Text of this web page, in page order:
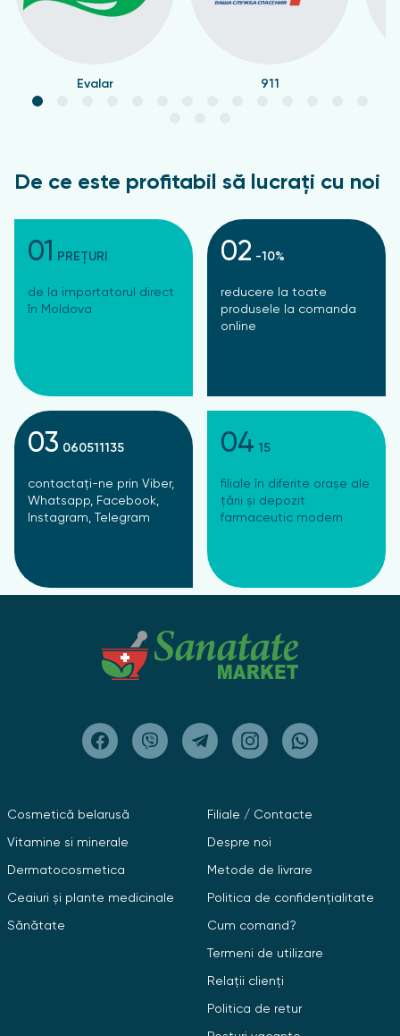
Evalar 911
De ce este profitabil să lucrați cu noi
01 PREȚURI
de la importatorul direct
în Moldova
02 -10%
reducere la toate
produsele la comanda
online
03 060511135
contactați-ne prin Viber,
Whatsapp, Facebook,
Instagram, Telegram
04 15
filiale în diferite orașe ale
țării și depozit
farmaceutic modern
Cosmetică belarusă
Vitamine si minerale
Dermatocosmetica
Ceaiuri și plante medicinale
Sănătate
Filiale / Contacte
Despre noi
Metode de livrare
Politica de confidențialitate
Cum comand?
Termeni de utilizare
Relații clienți
Politica de retur